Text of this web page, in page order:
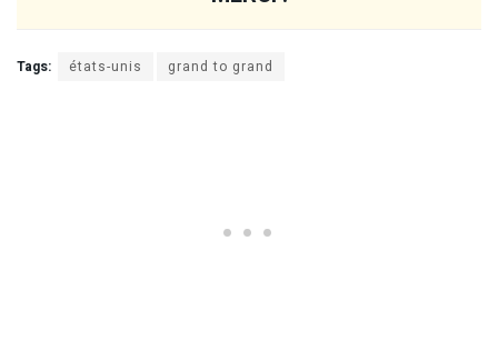
Tags: états-unis grand to grand